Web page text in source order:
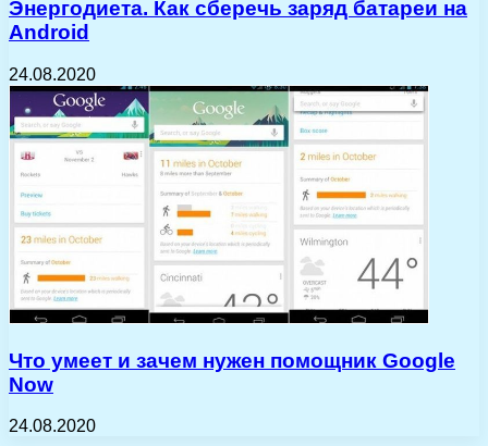
Энергодиета. Как сберечь заряд батареи на
Android
24.08.2020
Что умеет и зачем нужен помощник Google
Now
24.08.2020